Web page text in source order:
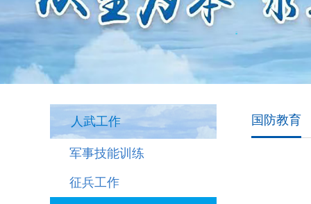
人武工作
军事技能训练
征兵工作
国防教育